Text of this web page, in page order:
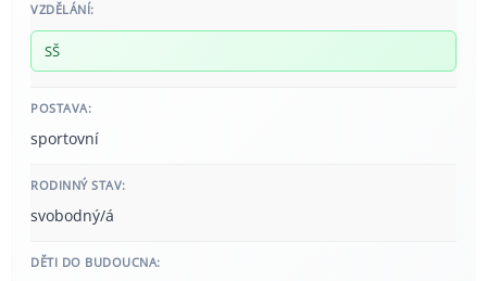
VZDĚLÁNÍ:
SŠ
POSTAVA:
sportovní
RODINNÝ STAV:
svobodný/á
DĚTI DO BUDOUCNA: